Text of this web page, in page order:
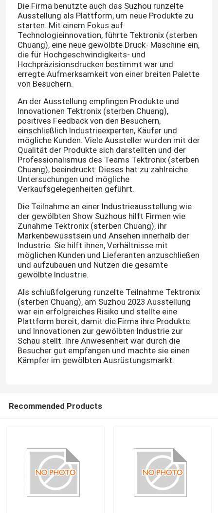
Die Firma benutzte auch das Suzhou runzelte
Ausstellung als Plattform, um neue Produkte zu
starten. Mit einem Fokus auf
Technologieinnovation, führte Tektronix (sterben
Chuang), eine neue gewölbte Druck- Maschine ein,
die für Hochgeschwindigkeits- und
Hochpräzisionsdrucken bestimmt war und
erregte Aufmerksamkeit von einer breiten Palette
von Besuchern.
An der Ausstellung empfingen Produkte und
Innovationen Tektronix(sterben Chuang),
positives Feedback von den Besuchern,
einschließlich Industrieexperten, Käufer und
mögliche Kunden. Viele Aussteller wurden mit der
Qualität der Produkte sich darstellten und der
Professionalismus des Teams Tektronix (sterben
Chuang),beeindruckt. Dieses hat zu zahlreiche
Untersuchungen und mögliche
Verkaufsgelegenheiten geführt.
Die Teilnahme an einer Industrieausstellung wie
der gewölbten Show Suzhous hilft Firmen wie
Zunahme Tektronix (sterben Chuang), ihr
Markenbewusstsein und Ansehen innerhalb der
Industrie. Sie hilft ihnen, Verhältnisse mit
möglichen Kunden und Lieferanten anzuschließen
und aufzubauen und Nutzen die gesamte
gewölbte Industrie.
Als schlußfolgerung runzelte Teilnahme Tektronix
(sterben Chuang), am Suzhou 2023 Ausstellung
war ein erfolgreiches Risiko und stellte eine
Plattform bereit, damit die Firma ihre Produkte
und Innovationen zur gewölbten Industrie zur
Schau stellt. Ihre Anwesenheit war durch die
Besucher gut empfangen und machte sie einen
Kämpfer im gewölbten Ausrüstungsmarkt.
Recommended Products